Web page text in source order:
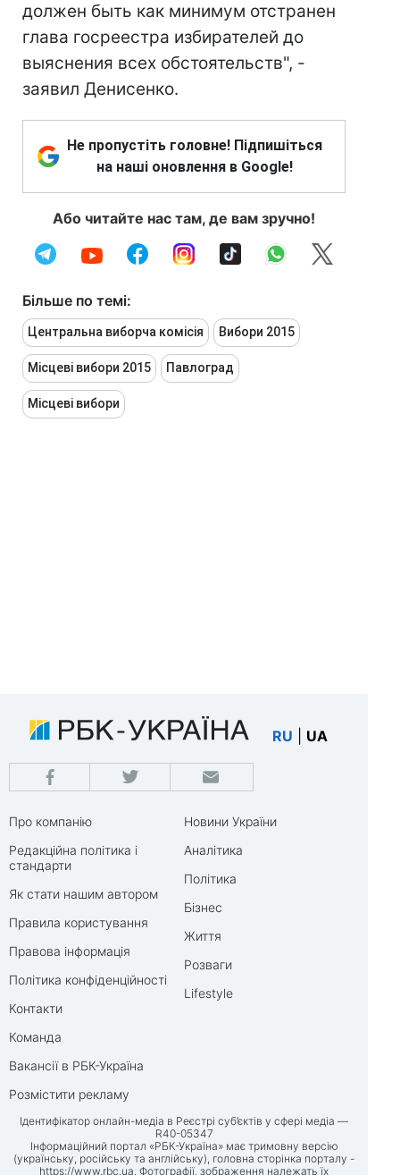
должен быть как минимум отстранен
глава госреестра избирателей до
выяснения всех обстоятельств", -
заявил Денисенко.
Не пропустіть головне! Підпишіться
на наші оновлення в Google!
Або читайте нас там, де вам зручно!
Більше по темі:
Центральна виборча комісія Вибори 2015
Місцеві вибори 2015 Павлоград
Місцеві вибори
RU UA
Про компанію
Редакційна політика і
стандарти
Як стати нашим автором
Правила користування
Правова інформація
Політика конфіденційності
Контакти
Команда
Вакансії в РБК-Україна
Розмістити рекламу
Новини України
Аналітика
Політика
Бізнес
Життя
Розваги
Lifestyle
Ідентифікатор онлайн-медіа в Реєстрі суб’єктів у сфері медіа —
R40-05347
Інформаційний портал «РБК-Україна» має тримовну версію
(українську, російську та англійську), головна сторінка порталу -
https://www.rbc.ua. Фотографії, зображення належать їх